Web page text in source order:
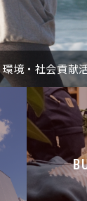
環境・社会貢献